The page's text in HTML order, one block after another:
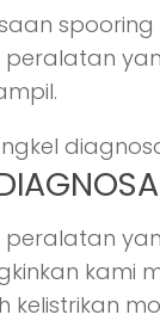
peralatan
kami
kelistrikan